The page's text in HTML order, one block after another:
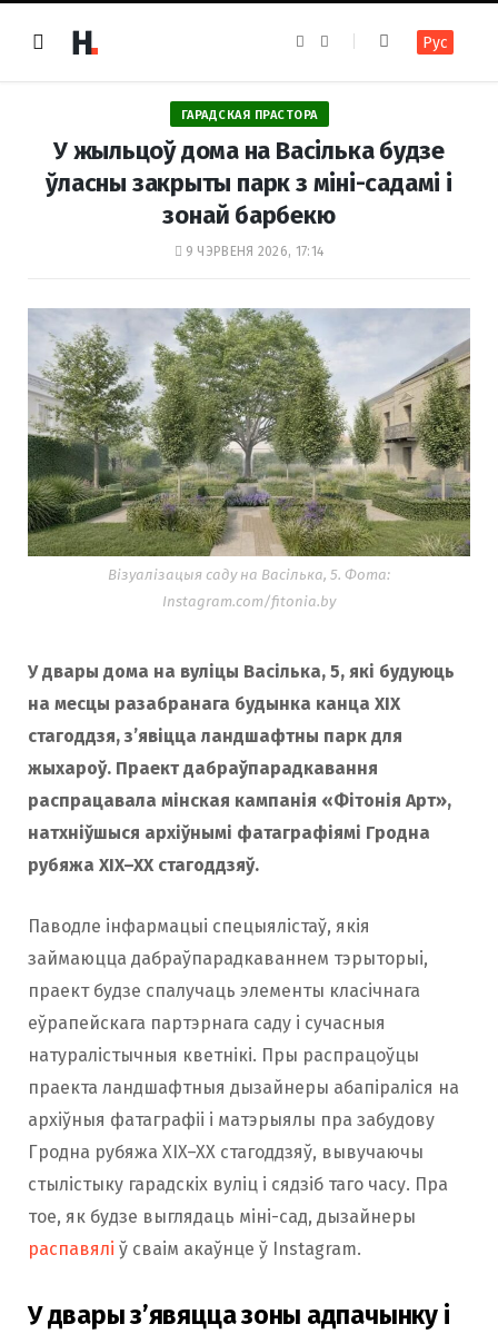
e
b
o
o
k
t
a
r
a
m
Рус
ГАРАДСКАЯ ПРАСТОРА
У жыльцоў дома на Васілька будзе
ўласны закрыты парк з міні-садамі і
зонай барбекю
9 ЧЭРВЕНЯ 2026, 17:14
Візуалізацыя саду на Васілька, 5. Фота:
Instagram.com/fitonia.by
У двары дома на вуліцы Васілька, 5, які будуюць
на месцы разабранага будынка канца XIX
стагоддзя, з’явіцца ландшафтны парк для
жыхароў. Праект дабраўпарадкавання
распрацавала мінская кампанія «Фітонія Арт»,
натхніўшыся архіўнымі фатаграфіямі Гродна
рубяжа XIX–XX стагоддзяў.
Паводле інфармацыі спецыялістаў, якія
займаюцца дабраўпарадкаваннем тэрыторыі,
праект будзе спалучаць элементы класічнага
еўрапейскага партэрнага саду і сучасныя
натуралістычныя кветнікі. Пры распрацоўцы
праекта ландшафтныя дызайнеры абапіраліся на
архіўныя фатаграфіі і матэрыялы пра забудову
Гродна рубяжа XIX–XX стагоддзяў, вывучаючы
стылістыку гарадскіх вуліц і сядзіб таго часу. Пра
тое, як будзе выглядаць міні-сад, дызайнеры
распавялі ў сваім акаўнце ў Instagram.
У двары з’явяцца зоны адпачынку і